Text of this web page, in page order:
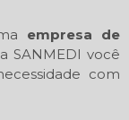
empresa de
SANMEDI você
com